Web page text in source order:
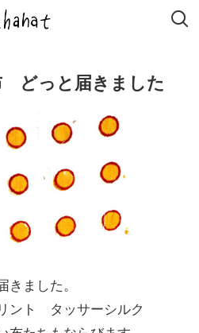
どっと届きました
きました。
ント タッサーシルク